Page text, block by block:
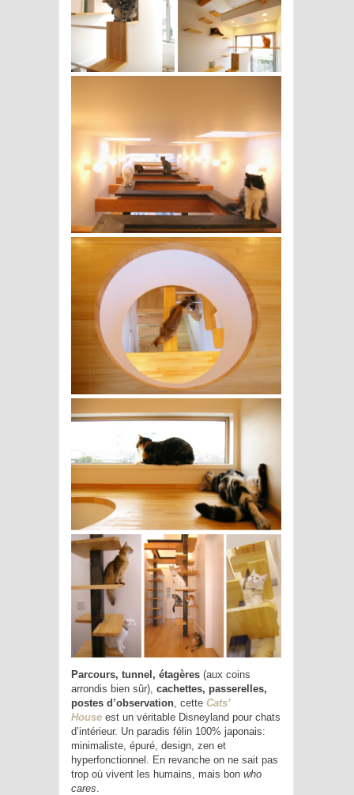
Parcours, tunnel, étagères (aux coins
arrondis bien sûr), cachettes, passerelles,
postes d’observation , cette Cats’
House est un véritable Disneyland pour chats
d’intérieur. Un paradis félin 100% japonais:
minimaliste, épuré, design, zen et
hyperfonctionnel. En revanche on ne sait pas
trop où vivent les humains, mais bon who
cares